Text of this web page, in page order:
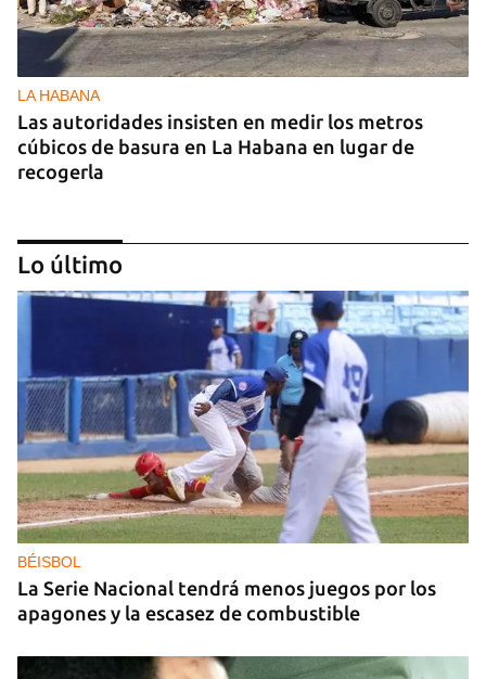
LA HABANA
Las autoridades insisten en medir los metros
cúbicos de basura en La Habana en lugar de
recogerla
25N
Pese al subregistro de los datos oficiales, Cuba
tiene una alta incidencia de feminicidios
Lo último
BÉISBOL
La Serie Nacional tendrá menos juegos por los
apagones y la escasez de combustible